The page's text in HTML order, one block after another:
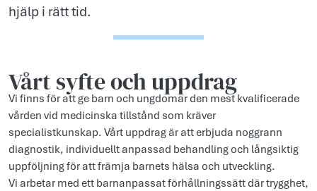
hjälp i rätt tid.
Vårt syfte och uppdr­ag
Vi finns för att ge barn och ungdomar den mest kvalificerade
vården vid medicinska tillstånd som kräver
specialistkunskap. Vårt uppdrag är att erbjuda noggrann
diagnostik, individuellt anpassad behandling och långsiktig
uppföljning för att främja barnets hälsa och utveckling.
Vi arbetar med ett barnanpassat förhållningssätt där trygghet,